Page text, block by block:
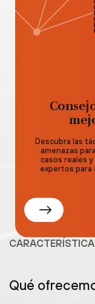
Descubra las
amenazas
casos reales
expertos para
Qué